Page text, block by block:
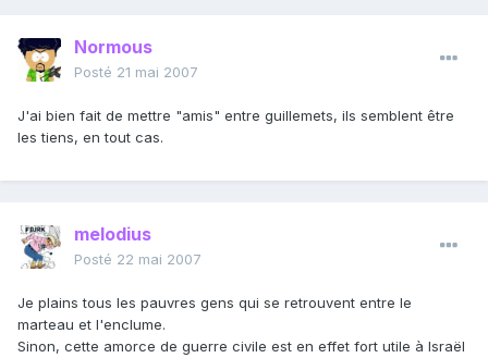
Normous
Posté 21 mai 2007
J'ai bien fait de mettre "amis" entre guillemets, ils semblent être
les tiens, en tout cas.
melodius
Posté 22 mai 2007
Je plains tous les pauvres gens qui se retrouvent entre le
marteau et l'enclume.
Sinon, cette amorce de guerre civile est en effet fort utile à Israël